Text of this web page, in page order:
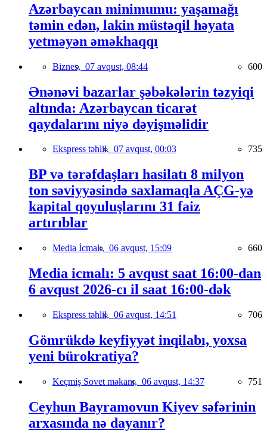
Azərbaycan minimumu: yaşamağı
təmin edən, lakin müstəqil həyata
yetməyən əməkhaqqı
Biznes, 07 avqust, 08:44 600
Ənənəvi bazarlar şəbəkələrin təzyiqi
altında: Azərbaycan ticarət
qaydalarını niyə dəyişməlidir
Ekspress təhlil, 07 avqust, 00:03 735
BP və tərəfdaşları hasilatı 8 milyon
ton səviyyəsində saxlamaqla AÇG-yə
kapital qoyuluşlarını 31 faiz
artırıblar
Media İcmalı, 06 avqust, 15:09 660
Media icmalı: 5 avqust saat 16:00-dan
6 avqust 2026-cı il saat 16:00-dək
Ekspress təhlil, 06 avqust, 14:51 706
Gömrükdə keyfiyyət inqilabı, yoxsa
yeni bürokratiya?
Keçmiş Sovet məkanı, 06 avqust, 14:37 751
Ceyhun Bayramovun Kiyev səfərinin
arxasında nə dayanır?